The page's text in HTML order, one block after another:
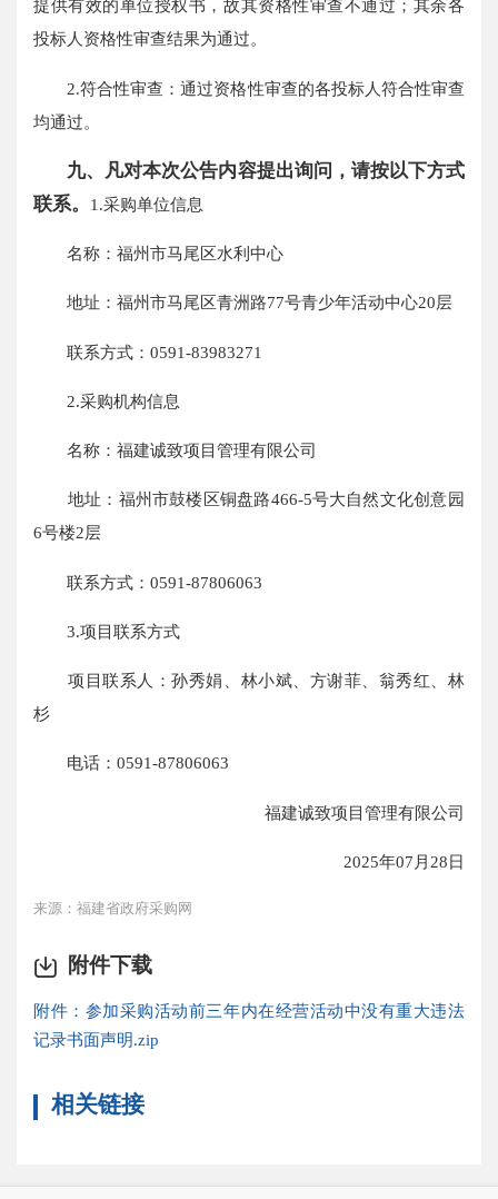
提供有效的单位授权书，故其资格性审查不通过；其余各
投标人资格性审查结果为通过。
2.符合性审查：通过资格性审查的各投标人符合性审查
均通过。
九、凡对本次公告内容提出询问，请按以下方式
联系。 1.采购单位信息
名称：福州市马尾区水利中心
地址：福州市马尾区青洲路77号青少年活动中心20层
联系方式：0591-83983271
2.采购机构信息
名称：福建诚致项目管理有限公司
地址：福州市鼓楼区铜盘路466-5号大自然文化创意园
6号楼2层
联系方式：0591-87806063
3.项目联系方式
项目联系人：孙秀娟、林小斌、方谢菲、翁秀红、林
杉
电话：0591-87806063
福建诚致项目管理有限公司
2025年07月28日
来源：福建省政府采购网
附件下载
附件：参加采购活动前三年内在经营活动中没有重大违法
记录书面声明.zip
相关链接